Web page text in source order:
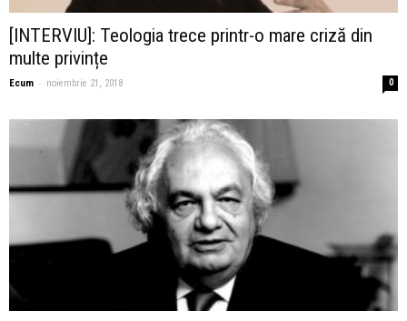
[INTERVIU]: Teologia trece printr-o mare criză din
multe privințe
Ecum - noiembrie 21, 2018 0